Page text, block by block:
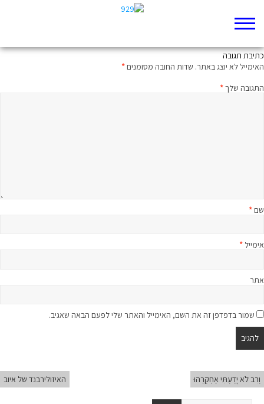
כתיבת תגובה
האימייל לא יוצג באתר. שדות החובה מסומנים*
התגובה שלך*
שם*
אימייל *
אתר
שמור בדפדפן זה את השם, האימייל והאתר שלי לפעם הבאה שאגיב.
וְרִב לֹא יָדַעְתִּי אֶחְקְרֵהוּ האיזולירבנד של איוב